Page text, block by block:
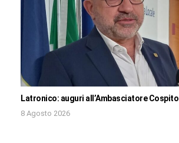
Latronico: auguri all’Ambasciatore Cospito
8 Agosto 2026